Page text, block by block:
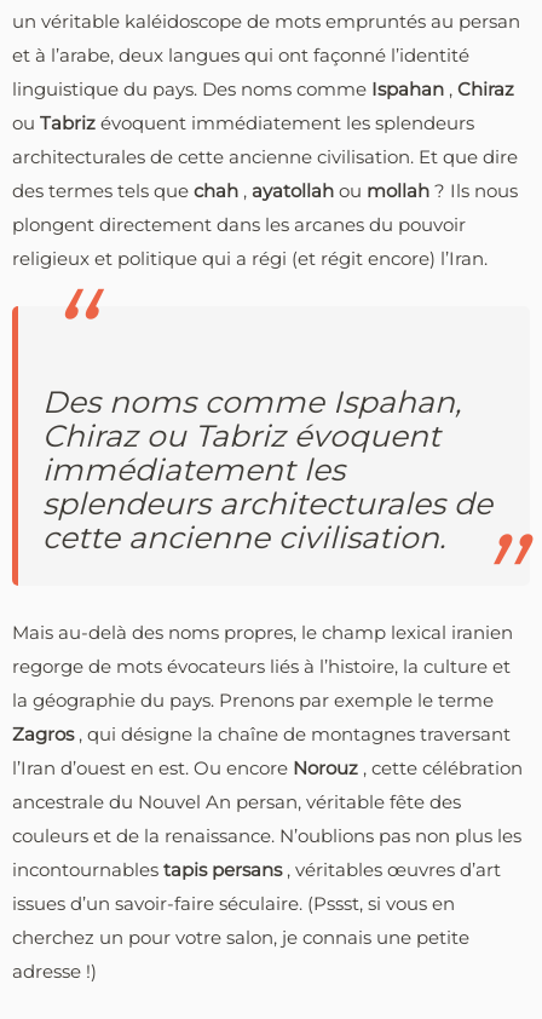
un véritable kaléidoscope de mots empruntés au persan
et à l’arabe, deux langues qui ont façonné l’identité
linguistique du pays. Des noms comme Ispahan , Chiraz
ou Tabriz évoquent immédiatement les splendeurs
architecturales de cette ancienne civilisation. Et que dire
des termes tels que chah , ayatollah ou mollah ? Ils nous
plongent directement dans les arcanes du pouvoir
religieux et politique qui a régi (et régit encore) l’Iran.
Des noms comme Ispahan,
Chiraz ou Tabriz évoquent
immédiatement les
splendeurs architecturales de
cette ancienne civilisation.
Mais au-delà des noms propres, le champ lexical iranien
regorge de mots évocateurs liés à l’histoire, la culture et
la géographie du pays. Prenons par exemple le terme
Zagros , qui désigne la chaîne de montagnes traversant
l’Iran d’ouest en est. Ou encore Norouz , cette célébration
ancestrale du Nouvel An persan, véritable fête des
couleurs et de la renaissance. N’oublions pas non plus les
incontournables tapis persans , véritables œuvres d’art
issues d’un savoir-faire séculaire. (Pssst, si vous en
cherchez un pour votre salon, je connais une petite
adresse !)